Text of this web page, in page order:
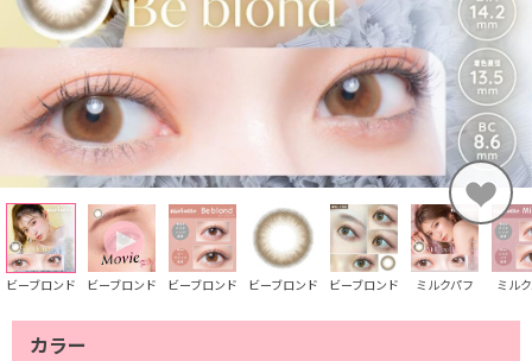
ビーブロンド ビーブロンド ビーブロンド ビーブロンド ビーブロンド ミルクパフ ミル
カラー